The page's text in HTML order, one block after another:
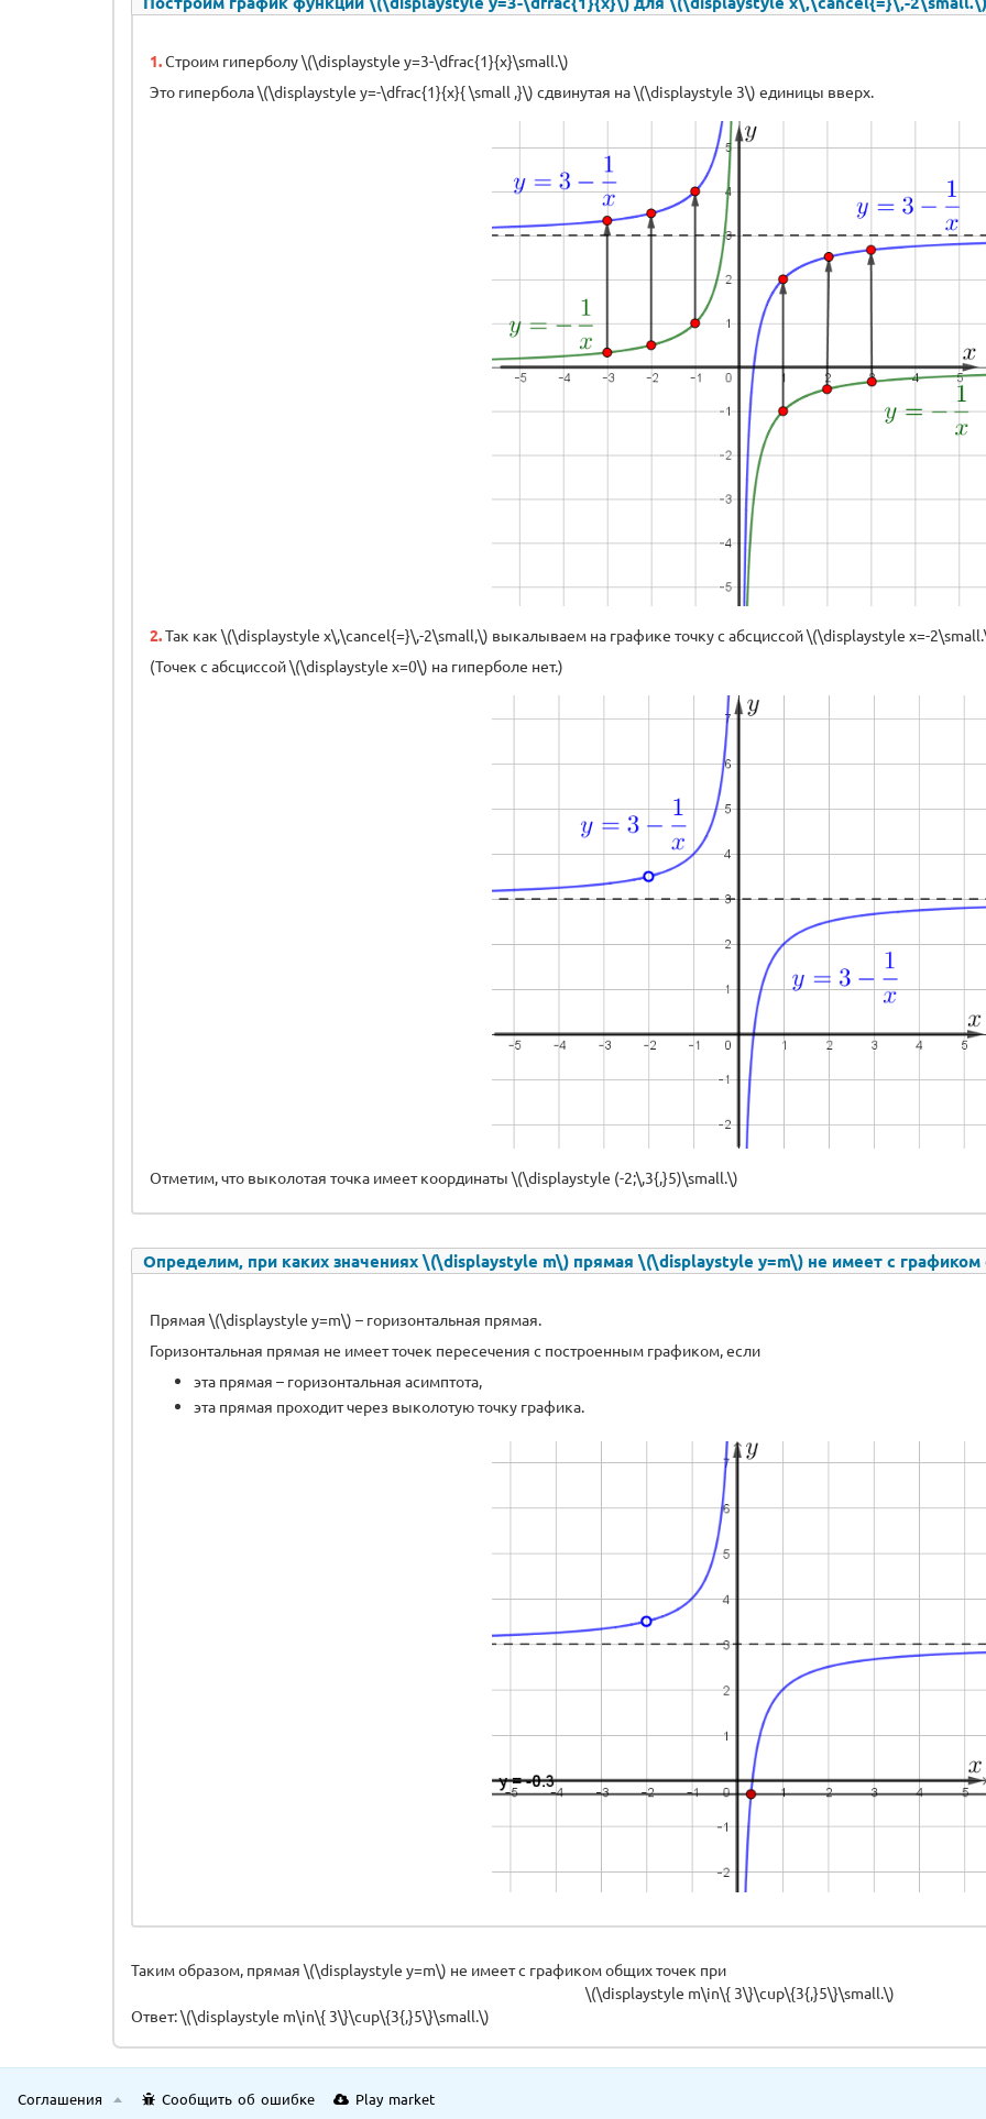
1.Строим гиперболу \(\displaystyle y=3-\dfrac{1}{x}\small.\)
Это гипербола \(\displaystyle y=-\dfrac{1}{x}{ \small ,}\) сдвинутая на \(\displaystyle 3\) единицы вверх.
2.Так как \(\displaystyle x\,\cancel{=}\,-2\small,\) выкалываем на графике точку с абсциссой \(\displaystyle x=-
(Точек с абсциссой \(\displaystyle x=0\) на гиперболе нет.)
Отметим, что выколотая точка имеет координаты \(\displaystyle (-2;\,3{,}5)\small.\)
Определим, при каких значениях \(\displaystyle m\) прямая \(\displaystyle y=m\) не имеет с графиком
Прямая \(\displaystyle y=m\) – горизонтальная прямая.
Горизонтальная прямая не имеет точек пересечения с построенным графиком, если
эта прямая – горизонтальная асимптота,
эта прямая проходит через выколотую точку графика.
Таким образом, прямая \(\displaystyle y=m\) не имеет с графиком общих точек при
\(\displaystyle m\in\{ 3\}\cup\{3{,}5\}\small.\)
Ответ: \(\displaystyle m\in\{ 3\}\cup\{3{,}5\}\small.\)
Соглашения Сообщить об ошибке Play market